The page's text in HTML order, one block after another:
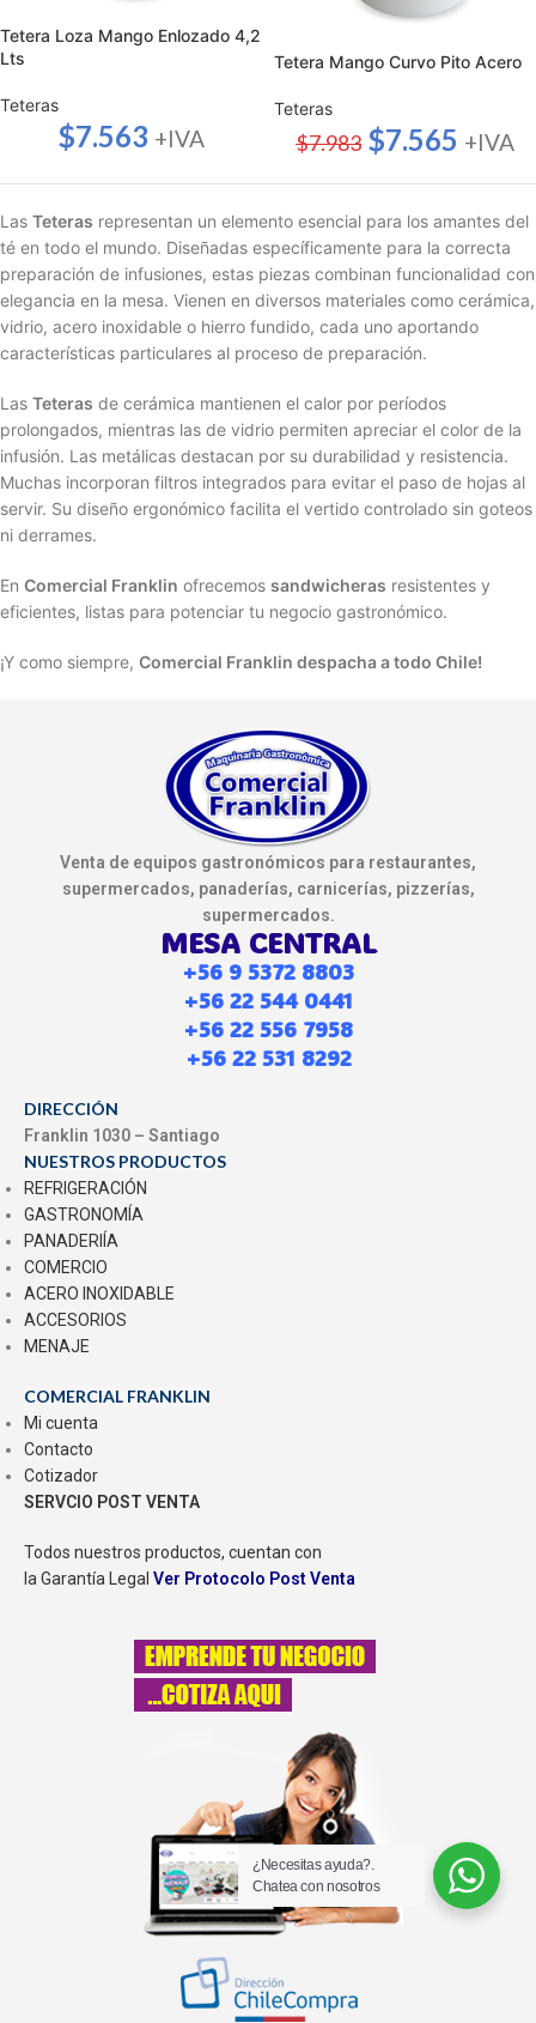
Tetera Loza Mango Enlozado 4,2
Lts
Teteras
$7.563 +IVA
Tetera Mango Curvo Pito Acero
Teteras
$7.983 $7.565 +IVA
Las Teteras representan un elemento esencial para los amantes del
té en todo el mundo. Diseñadas específicamente para la correcta
preparación de infusiones, estas piezas combinan funcionalidad con
elegancia en la mesa. Vienen en diversos materiales como cerámica,
vidrio, acero inoxidable o hierro fundido, cada uno aportando
características particulares al proceso de preparación.
Las Teteras de cerámica mantienen el calor por períodos
prolongados, mientras las de vidrio permiten apreciar el color de la
infusión. Las metálicas destacan por su durabilidad y resistencia.
Muchas incorporan filtros integrados para evitar el paso de hojas al
servir. Su diseño ergonómico facilita el vertido controlado sin goteos
ni derrames.
En Comercial Franklin ofrecemos sandwicheras resistentes y
eficientes, listas para potenciar tu negocio gastronómico.
¡Y como siempre, Comercial Franklin despacha a todo Chile!
Venta de equipos gastronómicos para restaurantes,
supermercados, panaderías, carnicerías, pizzerías,
supermercados.
MESA CENTRAL
+56 9 5372 8803
+56 22 544 0441
+56 22 556 7958
+56 22 531 8292
DIRECCIÓN
Franklin 1030 – Santiago
NUESTROS PRODUCTOS
REFRIGERACIÓN
GASTRONOMÍA
PANADERIÍA
COMERCIO
ACERO INOXIDABLE
ACCESORIOS
MENAJE
COMERCIAL FRANKLIN
Mi cuenta
Contacto
Cotizador
SERVCIO POST VENTA
Todos nuestros productos, cuentan con
la Garantía Legal Ver Protocolo Post Venta
¿Necesitas ayuda?.
Chatea con nosotros